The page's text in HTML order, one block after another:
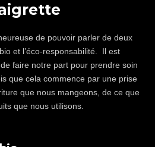
de pouvoir parler de deux
et l’éco-responsabilité. Il est
faire notre part pour prendre soin
que cela commence par une prise
que nous mangeons, de ce que
que nous utilisons.